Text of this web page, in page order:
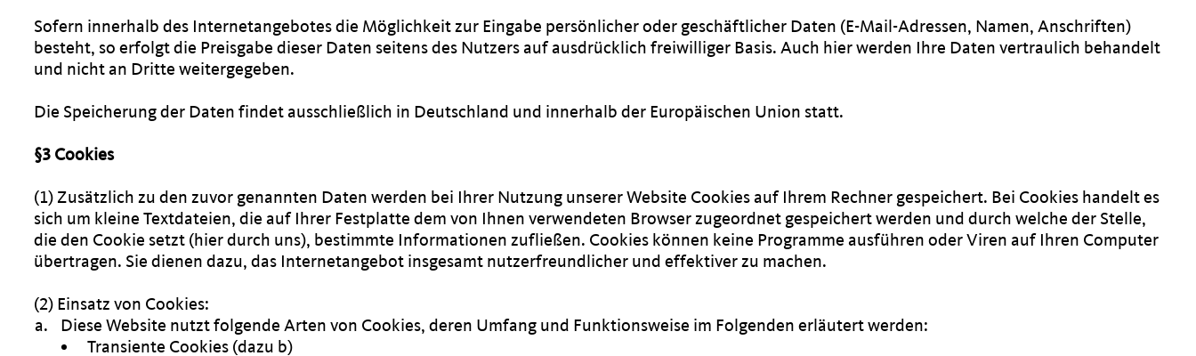
Sofern innerhalb des Internetangebotes die Möglichkeit zur Eingabe persönlicher oder geschäftlicher Daten (E-Mail-Adressen, Namen, Anschriften)
besteht, so erfolgt die Preisgabe dieser Daten seitens des Nutzers auf ausdrücklich freiwilliger Basis. Auch hier werden Ihre Daten vertraulich behandelt
und nicht an Dritte weitergegeben.
Die Speicherung der Daten findet ausschließlich in Deutschland und innerhalb der Europäischen Union statt.
§3 Cookies
(1) Zusätzlich zu den zuvor genannten Daten werden bei Ihrer Nutzung unserer Website Cookies auf Ihrem Rechner gespeichert. Bei Cookies handelt es
sich um kleine Textdateien, die auf Ihrer Festplatte dem von Ihnen verwendeten Browser zugeordnet gespeichert werden und durch welche der Stelle,
die den Cookie setzt (hier durch uns), bestimmte Informationen zufließen. Cookies können keine Programme ausführen oder Viren auf Ihren Computer
übertragen. Sie dienen dazu, das Internetangebot insgesamt nutzerfreundlicher und effektiver zu machen.
(2) Einsatz von Cookies:
Diese Website nutzt folgende Arten von Cookies, deren Umfang und Funktionsweise im Folgenden erläutert werden:
Transiente Cookies (dazu b)